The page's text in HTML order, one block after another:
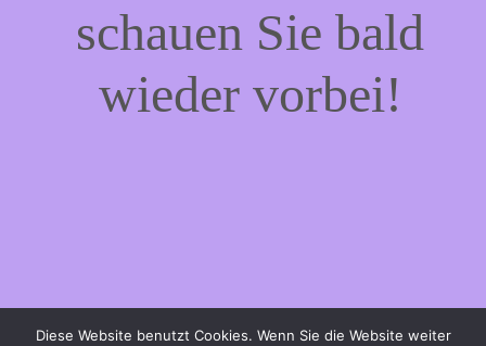
schauen Sie bald
wieder vorbei!
Diese Website benutzt Cookies. Wenn Sie die Website weiter